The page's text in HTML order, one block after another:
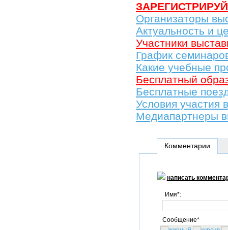
Организаторы
Актуальность и
Участники
График
Какие учебные
Бесплатный
Беcплатные
Условия участия
Медиапартнеры
Комментарии
написать
Имя*:
Сообщение*